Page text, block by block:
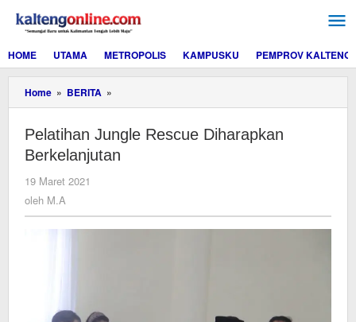
konten
HOME
UTAMA METROPOLIS KAMPUSKU PEMPROV KALTENG
Home » BERITA »
Jungle
Diharapkan
Berkelanjutan
Pelatihan Jungle Rescue Diharapkan
Berkelanjutan
19 Maret 2021
oleh M.A